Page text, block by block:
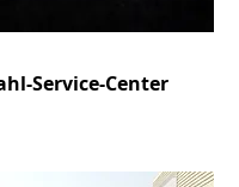
Service-Center